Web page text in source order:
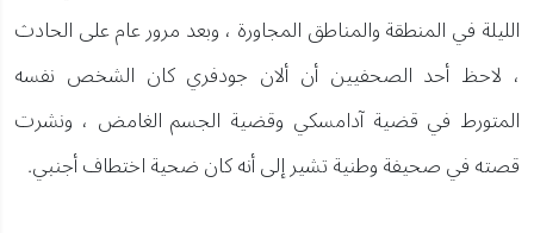
الليلة في المنطقة والمناطق المجاورة ، وبعد مرور عام على الحادث
، لاحظ أحد الصحفيين أن ألان جودفري كان الشخص نفسه
المتورط في قضية آدامسكي وقضية الجسم الغامض ، ونشرت
قصته في صحيفة وطنية تشير إلى أنه كان ضحية اختطاف أجنبي.